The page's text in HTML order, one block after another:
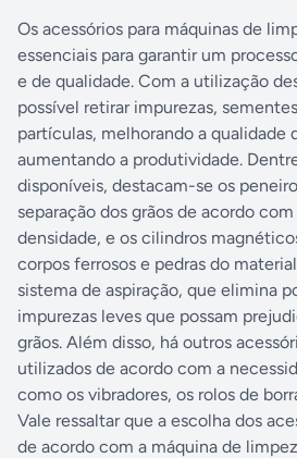
Os acessórios para máquinas de
essenciais para garantir um
e de qualidade. Com a utilização
possível retirar impurezas,
partículas, melhorando a qualidade
aumentando a produtividade.
disponíveis, destacam-se os
separação dos grãos de acordo
densidade, e os cilindros
corpos ferrosos e pedras do
sistema de aspiração, que elimina
impurezas leves que possam
grãos. Além disso, há outros
utilizados de acordo com a
como os vibradores, os rolos de
Vale ressaltar que a escolha dos
de acordo com a máquina de